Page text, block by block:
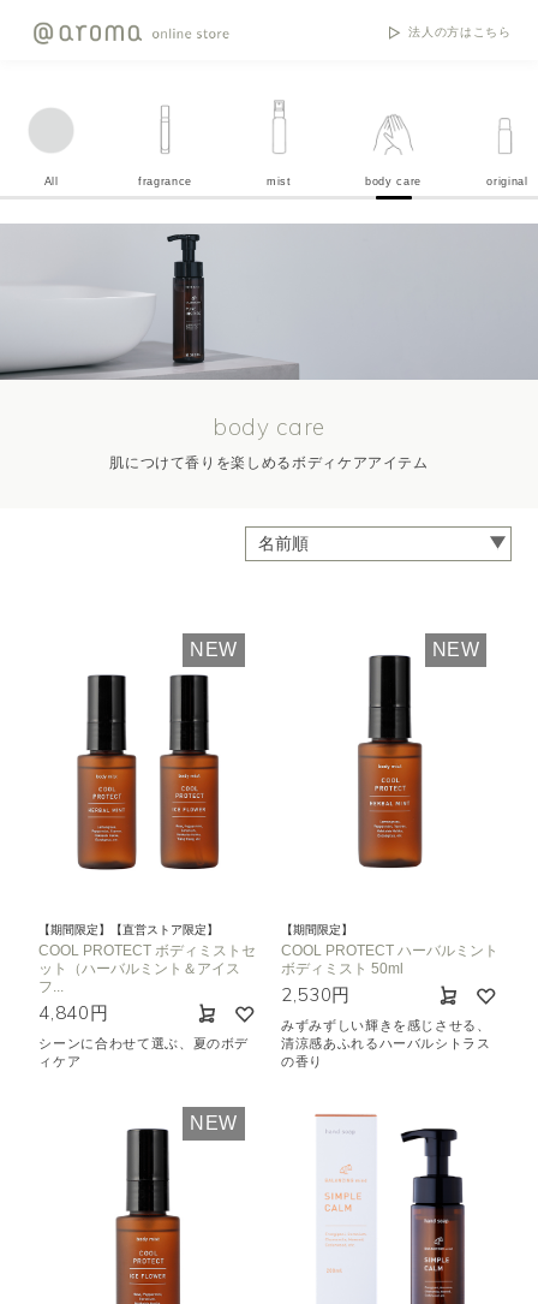
法人の方はこちら
All fragrance mist body care original
body care
肌につけて香りを楽しめるボディケアアイテム
NEW
【期間限定】【直営ストア限定】
COOL PROTECT ボディミストセ
ット（ハーバルミント＆アイス
フ...
4,840円
シーンに合わせて選ぶ、夏のボデ
ィケア
NEW
【期間限定】
COOL PROTECT ハーバルミント
ボディミスト 50ml
2,530円
みずみずしい輝きを感じさせる、
清涼感あふれるハーバルシトラス
の香り
NEW